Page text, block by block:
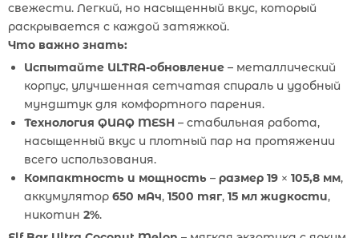
свежести. Легкий, но насыщенный вкус, который
раскрывается с каждой затяжкой.
Что важно знать:
Испытайте ULTRA-обновление – металлический
корпус, улучшенная сетчатая спираль и удобный
мундштук для комфортного парения.
Технология QUAQ MESH – стабильная работа,
насыщенный вкус и плотный пар на протяжении
всего использования.
Компактность и мощность – размер 19 × 105,8 мм,
аккумулятор 650 мАч, 1500 тяг, 15 мл жидкости,
никотин 2%.